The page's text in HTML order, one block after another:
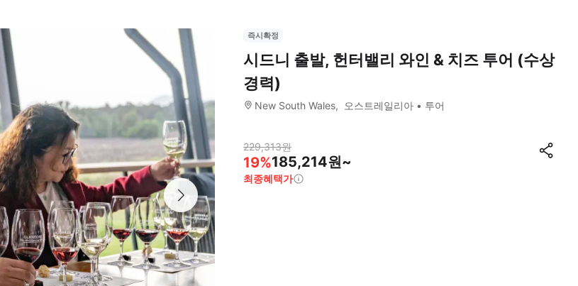
즉시확정
시드니 출발, 헌터밸리 와인 & 치즈 투어 (수상
경력)
New South Wales 오스트레일리아 투어
229,313원
19%185,214원~
최종혜택가